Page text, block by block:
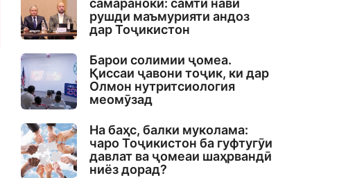
самаранокӣ: самти нави
рушди маъмурияти андоз
дар Тоҷикистон
Барои солимии ҷомеа.
Қиссаи ҷавони тоҷик, ки дар
Олмон нутритсиология
меомӯзад
На баҳс, балки муколама:
чаро Тоҷикистон ба гуфтугӯи
давлат ва ҷомеаи шаҳрвандӣ
ниёз дорад?